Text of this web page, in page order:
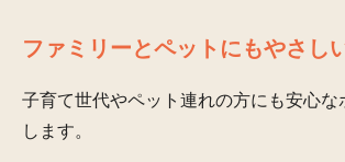
ファミリーとペットにもやさし
子育て世代やペット連れの方にも安心な
します。